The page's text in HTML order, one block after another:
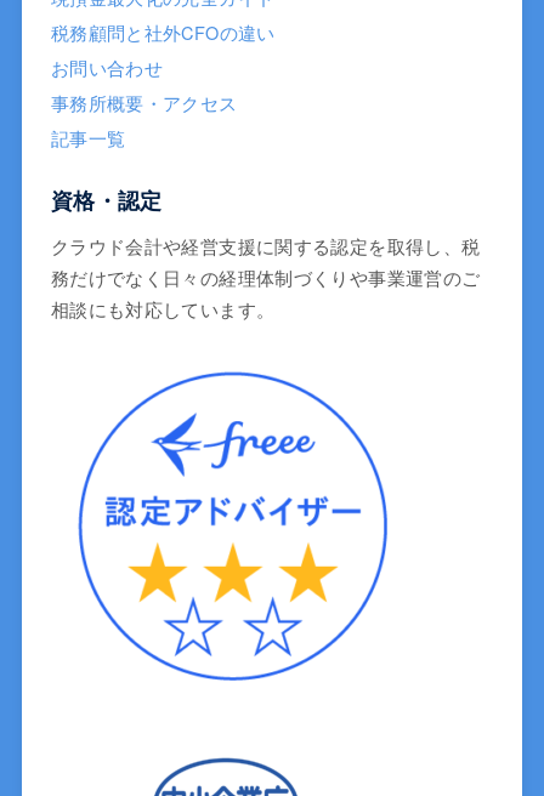
税務顧問と社外CFOの違い
お問い合わせ
事務所概要・アクセス
記事一覧
資格・認定
クラウド会計や経営支援に関する認定を取得し、税
務だけでなく日々の経理体制づくりや事業運営のご
相談にも対応しています。